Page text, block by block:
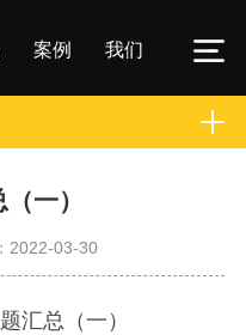
案例 我们
一）
2022-03-30
汇总（一）